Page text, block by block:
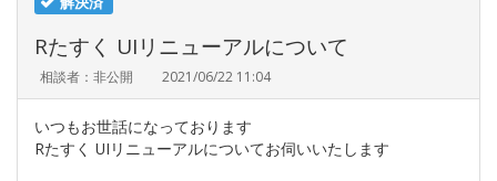
Rたすく UIリニューアルについて
相談者：非公開 2021/06/22 11:04
いつもお世話になっております
Rたすく UIリニューアルについてお伺いいたします